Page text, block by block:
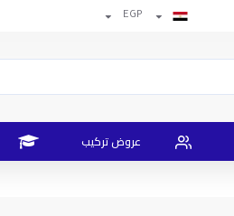
EGP
عروض تركيب